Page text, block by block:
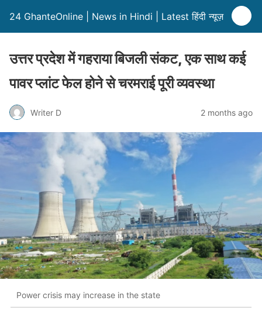
24 GhanteOnline | News in Hindi | Latest हिंदी न्यूज़
उत्तर प्रदेश में गहराया बिजली संकट, एक साथ कई
पावर प्लांट फेल होने से चरमराई पूरी व्यवस्था
Writer D 2 months ago
Power crisis may increase in the state